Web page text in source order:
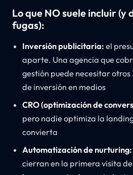
Lo que NO suele incluir (y
fugas):
Inversión publicitaria: el
aparte. Una agencia que
gestión puede necesitar
de inversión en medios
CRO (optimización de
pero nadie optimiza la
convierta
Automatización de nurturing:
cierran en la primera visita